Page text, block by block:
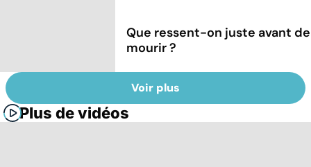
Que ressent-on juste avant de
mourir ?
Voir plus
Plus de vidéos